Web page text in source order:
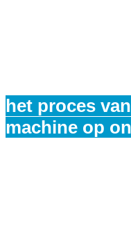
het proces
machine op